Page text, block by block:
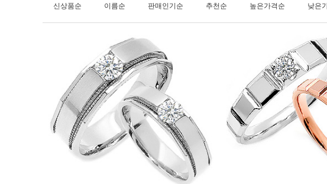
신상품순 이름순 판매인기순 추천순 높은가격순 낮은